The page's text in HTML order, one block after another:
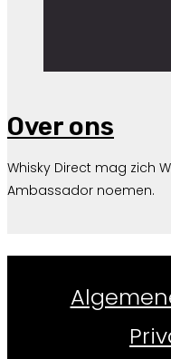
Over ons
Whisky Direct mag zich
Ambassador noemen.